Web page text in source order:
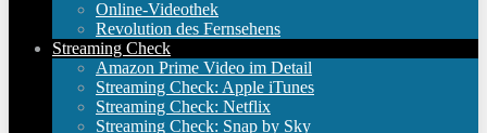
Online-Videothek
Revolution des Fernsehens
Streaming Check
Amazon Prime Video im Detail
Streaming Check: Apple iTunes
Streaming Check: Netflix
Streaming Check: Snap by Sky